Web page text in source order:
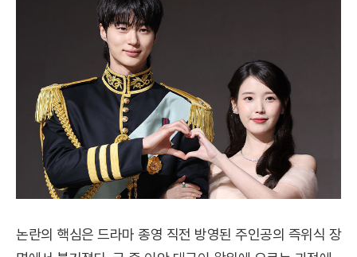
논란의 핵심은 드라마 종영 직전 방영된 주인공의 즉위식 장